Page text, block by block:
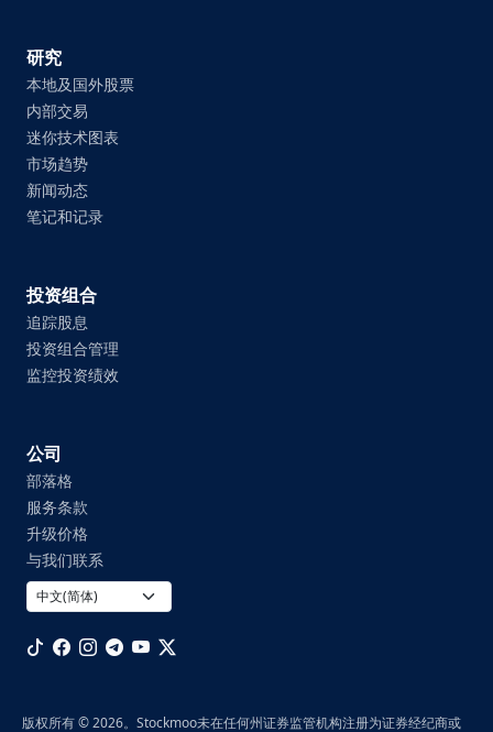
研究
本地及国外股票
内部交易
迷你技术图表
市场趋势
新闻动态
笔记和记录
投资组合
追踪股息
投资组合管理
监控投资绩效
公司
部落格
服务条款
升级价格
与我们联系
版权所有 © 2026。Stockmoo未在任何州证券监管机构注册为证券经纪商或